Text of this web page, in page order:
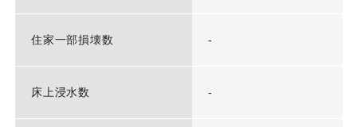
住家一部損壊数 -
床上浸水数 -